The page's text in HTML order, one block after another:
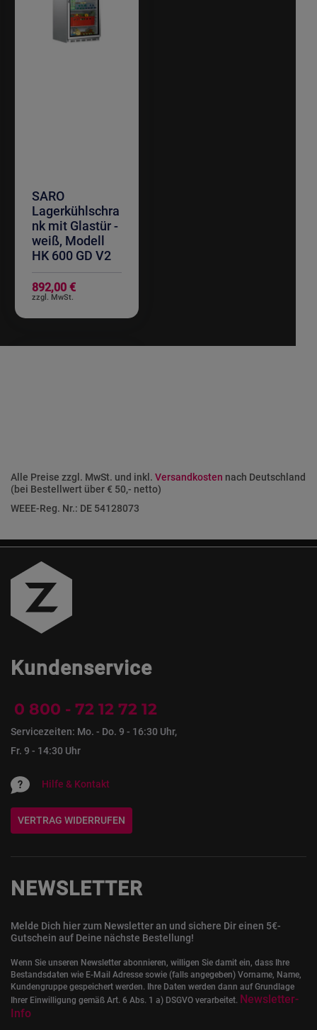
SARO
Lagerkühlschra
nk mit Glastür -
weiß, Modell
HK 600 GD V2
892,00 €
Alle Preise zzgl. MwSt. und inkl. Versandkosten nach Deutschland
(bei Bestellwert über € 50,- netto)
WEEE-Reg. Nr.: DE 54128073
Kundenservice
0 800 - 72 12 72 12
Servicezeiten: Mo. - Do. 9 - 16:30 Uhr,
Fr. 9 - 14:30 Uhr
Hilfe & Kontakt
VERTRAG WIDERRUFEN
NEWSLETTER
Melde Dich hier zum Newsletter an und sichere Dir einen 5€-
Gutschein auf Deine nächste Bestellung!
Wenn Sie unseren Newsletter abonnieren, willigen Sie damit ein, dass Ihre
Bestandsdaten wie E-Mail Adresse sowie (falls angegeben) Vorname, Name,
Kundengruppe gespeichert werden. Ihre Daten werden dann auf Grundlage
Ihrer Einwilligung gemäß Art. 6 Abs. 1 a) DSGVO verarbeitet. Newsletter-
Info